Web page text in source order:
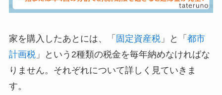
家を購入したあとには、「 固定資産税」と「 都市
計画税」という2種類の税金を毎年納めなければな
りません。それぞれについて詳しく見ていきま
す。